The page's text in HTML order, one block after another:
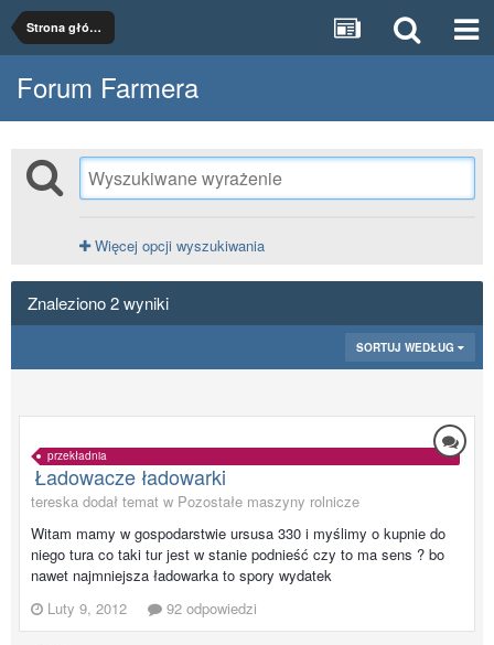
Strona główna
Forum Farmera
Więcej opcji wyszukiwania
Znaleziono 2 wyniki
SORTUJ WEDŁUG
przekładnia
Ładowacze ładowarki
tereska dodał temat w Pozostałe maszyny rolnicze
Witam mamy w gospodarstwie ursusa 330 i myślimy o kupnie do
niego tura co taki tur jest w stanie podnieść czy to ma sens ? bo
nawet najmniejsza ładowarka to spory wydatek
Luty 9, 2012
92 odpowiedzi